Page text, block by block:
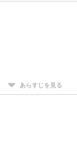
あらすじを見る